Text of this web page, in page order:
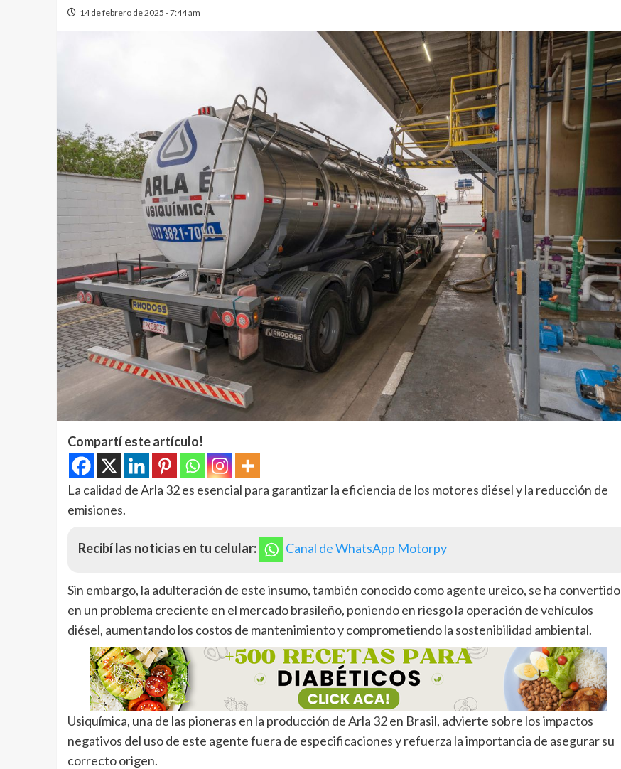
14 de febrero de 2025 - 7:44 am
Compartí este artículo!
La calidad de Arla 32 es esencial para garantizar la eficiencia de los motores diésel y la reducción de
emisiones.
Recibí las noticias en tu celular: Canal de WhatsApp Motorpy
Sin embargo, la adulteración de este insumo, también conocido como agente ureico, se ha convertido
en un problema creciente en el mercado brasileño, poniendo en riesgo la operación de vehículos
diésel, aumentando los costos de mantenimiento y comprometiendo la sostenibilidad ambiental.
Usiquímica, una de las pioneras en la producción de Arla 32 en Brasil, advierte sobre los impactos
negativos del uso de este agente fuera de especificaciones y refuerza la importancia de asegurar su
correcto origen.